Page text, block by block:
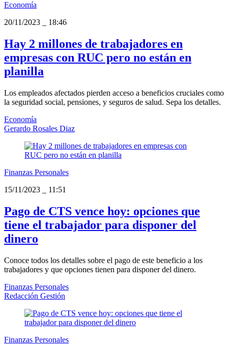
Economía
20/11/2023
18:46
Hay 2 millones de trabajadores en
empresas con RUC pero no están en
planilla
Los empleados afectados pierden acceso a beneficios cruciales como
la seguridad social, pensiones, y seguros de salud. Sepa los detalles.
Economía
Gerardo Rosales Diaz
Finanzas Personales
15/11/2023
11:51
Pago de CTS vence hoy: opciones que
tiene el trabajador para disponer del
dinero
Conoce todos los detalles sobre el pago de este beneficio a los
trabajadores y que opciones tienen para disponer del dinero.
Finanzas Personales
Redacción Gestión
Finanzas Personales